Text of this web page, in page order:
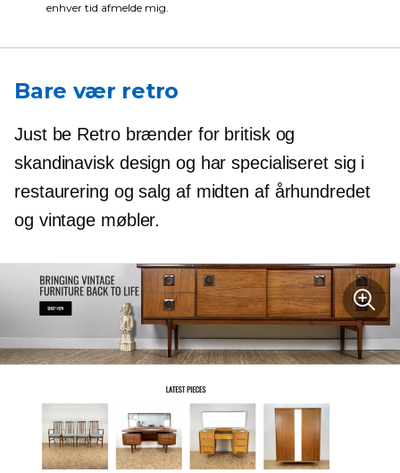
enhver tid afmelde mig.
Bare vær retro
Just be Retro brænder for britisk og
skandinavisk design og har specialiseret sig i
restaurering og salg af midten af ​​århundredet
og vintage møbler.